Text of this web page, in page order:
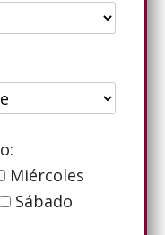
Miércoles
Sábado